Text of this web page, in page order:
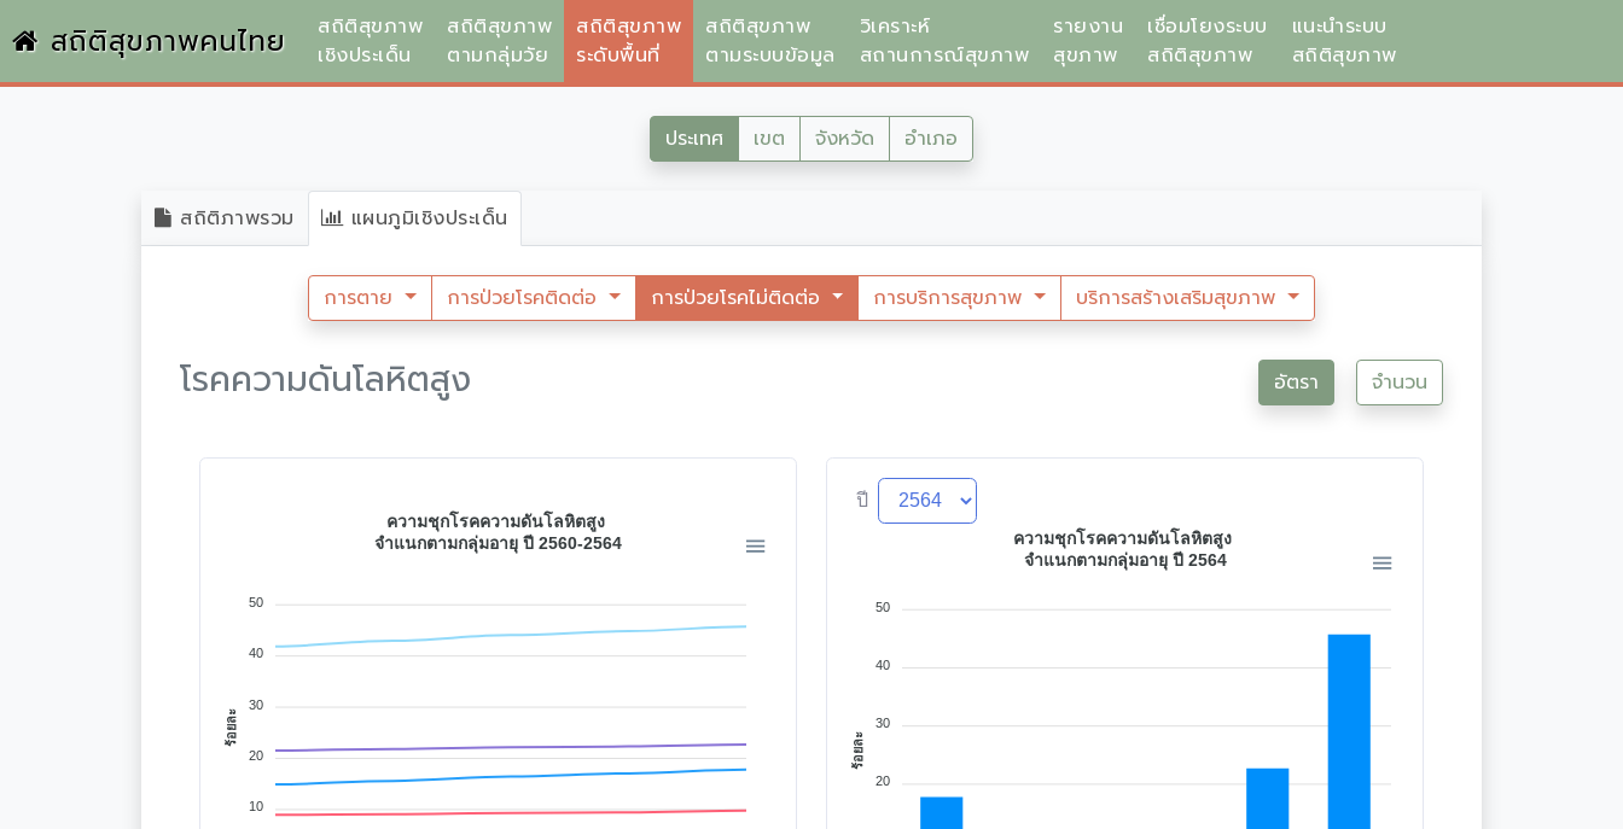
สถิติสุขภาพคนไทย
สถิติสุขภาพ
เชิงประเด็น
สถิติสุขภาพ
ตามกลุ่มวัย
สถิติสุขภาพ
ระดับพื้นที่
สถิติสุขภาพ
ตามระบบข้อมูล
วิเคราะห์
สถานการณ์สุขภาพ
รายงาน
สุขภาพ
เชื่อมโยงระบบ
สถิติสุขภาพ
แนะนำระบบ
สถิติสุขภาพ
ประเทศ เขต จังหวัด อำเภอ
สถิติภาพรวม แผนภูมิเชิงประเด็น
การตาย การป่วยโรคติดต่อ การป่วยโรคไม่ติดต่อ การบริการสุขภาพ บริการสร้างเสริมสุขภาพ
โรคความดันโลหิตสูง อัตรา จำนวน